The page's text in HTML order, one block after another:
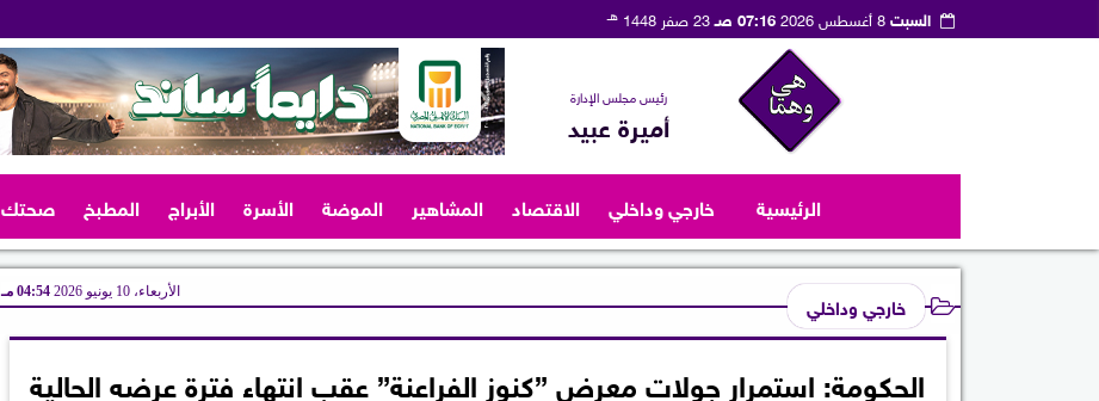
السبت8 أغسطس 2026 07:16 صـ 23 صفر 1448 هـ
رئيس مجلس الإدارة
أميرة عبيد
الرئيسية خارجي وداخلي الاقتصاد المشاهير الموضة الأسرة الأبراج المطبخ صحتك
خارجي وداخلي الأربعاء، 10 يونيو 2026 04:54 مـ
الحكومة: استمرار جولات معرض ”كنوز الفراعنة” عقب انتهاء فترة عرضه الحالية